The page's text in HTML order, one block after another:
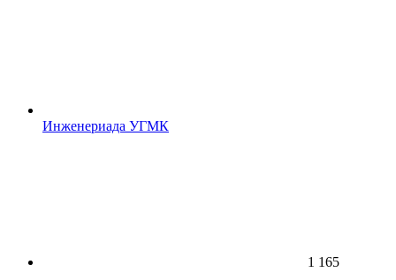
Инженериада УГМК
1 165